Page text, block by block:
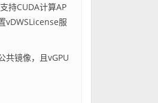
持CUDA计算AP
vDWSLicense服
共镜像，且vGPU